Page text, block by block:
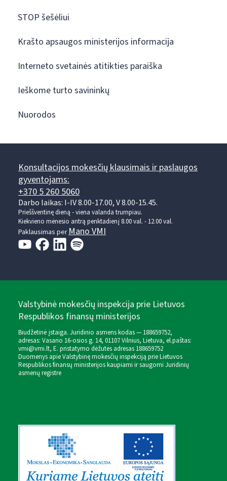
STOP šešėliui
Krašto apsaugos ministerijos informacija
Interneto svetainės atitikties paraiška
Ieškome turto savininkų
Nuorodos
Konsultacijos mokesčių klausimais ir paslaugos
gyventojams:
+370 5 260 5060
Darbo laikas: I-IV 8.00-17.00, V 8.00-15.45.
Prieššventinę dieną - viena valanda trumpiau.
Kiekvieno mėnesio antrą penktadienį 8.00 val. - 12.00 val.
Paklausimas perMano VMI
Valstybinė mokesčių inspekcija prie Lietuvos
Respublikos finansų ministerijos
Biudžetinė įstaiga. Juridinio asmens kodas — 188659752,
adresas: Vasario 16-osios g. 14, 01107 Vilnius, Lietuva, el.paštas:
vmi@vmi.lt, E. pristatymo dėžutės adresas 188659752
Duomenys apie Valstybinę mokesčių inspekciją prie Lietuvos
Respublikos finansų ministerijos kaupiami ir saugomi Juridinių
asmenų registre